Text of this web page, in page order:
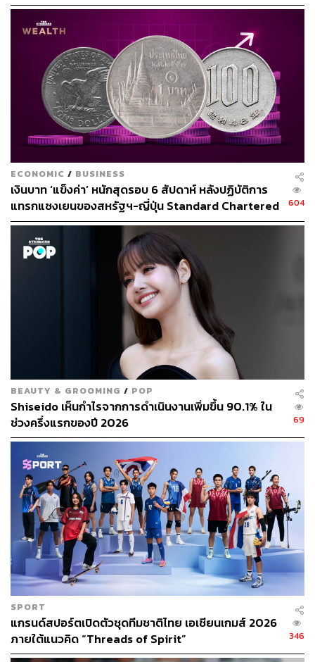
ขณะที่ชาวสิงคโปร์ที่เคยเดินทางไปญี่ปุ่นทุกๆ 2 ปี เข้าใจดีว่า
ภาวะเงินเฟ้อและแรงกดดันทางการคลังทำให้ราคาสินค้า
ปรับตัวสูงขึ้นอย่างหลีกเลี่ยงไม่ได้
อ้างอิง:
www.straitstimes.com/life/travel/japan-s-popular-jr-pa
sses-for-tourists-set-to-cost-more-from-october
www.havehalalwilltravel.com/japan-jr-pass-price-incr
สามารถติดตาม THE STANDARD WEALTH
ผ่านแอปพลิเคชันต่างๆ ที่คุณสะดวกหรือใช้งานอยู่แล้วได้เลย
Japan Railways Group Japan
นักท่องเที่ยว
ญี่ปุ่น JR Pass
ABOUT THE AUTHOR
ถนัดกิจ จันกิเสน
Content Creator ประจำกองบรรณาธิการ
THE STANDARD WEALTH ผู้เสพติดโลก
ธุรกิจ การตลาด เทคโนโลยี และชอบสำรวจ
โลกออฟไลน์และออนไลน์มาถอดรหัสความ
เคลื่อนไหวให้เป็นเรื่องเข้าใจง่าย สนุก และได้
ECONOMIC / BUSINESS
เงินบาท ‘แข็งค่า’ หนักสุดรอบ 6 สัปดาห์ หลังปฏิบัติการ
แทรกแซงเยนของสหรัฐฯ-ญี่ปุ่น Standard Chartered
เปิดเป้าสิ้นปีนี้จ่อแข็งต่อแตะ 32.50 บาทต่อดอลลาร์
604
BEAUTY & GROOMING / POP
Shiseido เห็นกำไรจากการดำเนินงานเพิ่มขึ้น 90.1% ใน
ช่วงครึ่งแรกของปี 2026
69
SPORT
แกรนด์สปอร์ตเปิดตัวชุดทีมชาติไทย เอเชียนเกมส์ 2026
ภายใต้แนวคิด “Threads of Spirit”
346